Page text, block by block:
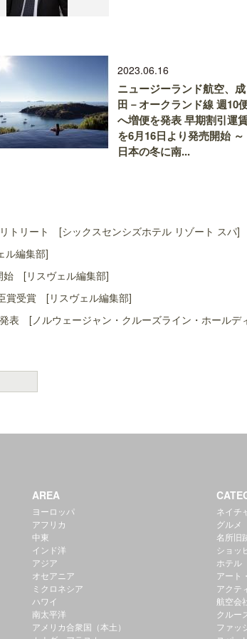
2023.06.16
ニュージーランド航空、成
田－オークランド線 週10
へ増便を発表 早期割引運
を6月16日より発売開始 ～
日本の冬に南...
トリート [シックスセンシズホテル リゾート スパ]
ル編集部]
始 [リスヴェル編集部]
賞受賞 [リスヴェル編集部]
表 [ノルウェージャン・クルーズライン・ホールデ
AREA
ヨーロッパ
アフリカ
中東
インド洋
アジア
オセアニア
ミクロネシア
ハワイ
南太平洋
アメリカ合衆国（本土）
ネイチ
グルメ
名所旧
ショッ
ホテル
アート
アクテ
航空会
クルー
ファッ